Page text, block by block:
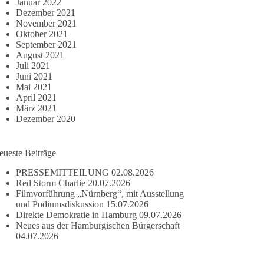
Januar 2022
Dezember 2021
November 2021
Oktober 2021
September 2021
August 2021
Juli 2021
Juni 2021
Mai 2021
April 2021
März 2021
Dezember 2020
Beiträge
PRESSEMITTEILUNG 02.08.2026
Red Storm Charlie 20.07.2026
Filmvorführung „Nürnberg“, mit Ausstellung
und Podiumsdiskussion 15.07.2026
Direkte Demokratie in Hamburg 09.07.2026
Neues aus der Hamburgischen Bürgerschaft
04.07.2026